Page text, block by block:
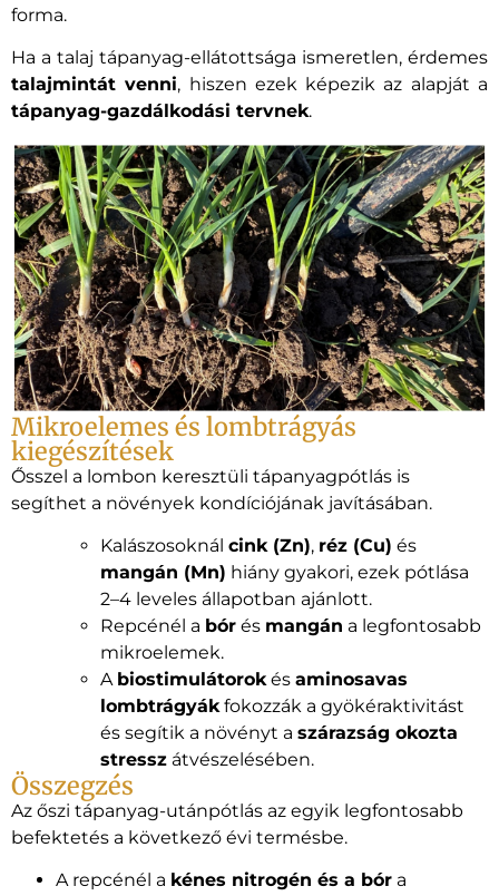
forma.
Ha a talaj tápanyag-ellátottsága ismeretlen, érdemes
talajmintát venni, hiszen ezek képezik az alapját a
tápanyag-gazdálkodási tervnek.
Mikroelemes és lombtrágyás
kiegészítések
Ősszel a lombon keresztüli tápanyagpótlás is
segíthet a növények kondíciójának javításában.
Kalászosoknál cink (Zn), réz (Cu) és
mangán (Mn) hiány gyakori, ezek pótlása
2–4 leveles állapotban ajánlott.
Repcénél a bór és mangán a legfontosabb
mikroelemek.
A biostimulátorokés aminosavas
lombtrágyákfokozzák a gyökéraktivitást
és segítik a növényt a szárazság okozta
stressz átvészelésében.
Összegzés
Az őszi tápanyag-utánpótlás az egyik legfontosabb
befektetés a következő évi termésbe.
A repcénél a kénes nitrogén és a bór a